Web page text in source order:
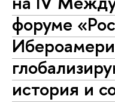
форуме
история и